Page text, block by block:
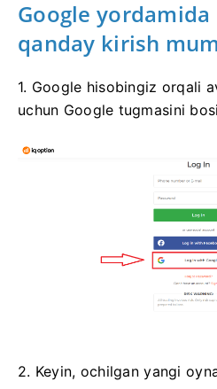
Google yordamida
qanday kirish
1. Google hisobingiz orqali
uchun Google tugmasini
2. Keyin, ochilgan yangi